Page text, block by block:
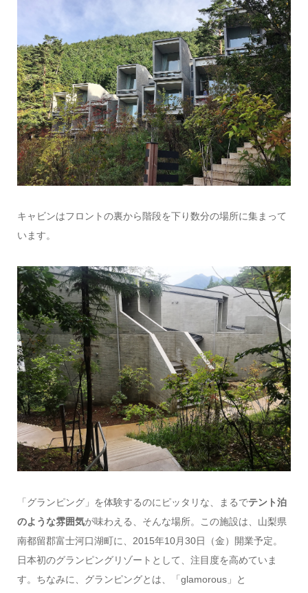
キャビンはフロントの裏から階段を下り数分の場所に集まって
います。
「グランピング」を体験するのにピッタリな、まるでテント泊
のような雰囲気が味わえる、そんな場所。この施設は、山梨県
南都留郡富士河口湖町に、2015年10月30日（金）開業予定。
日本初のグランピングリゾートとして、注目度を高めていま
す。ちなみに、グランピングとは、「glamorous」と